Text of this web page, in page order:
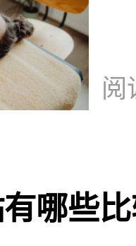
阅
哪些